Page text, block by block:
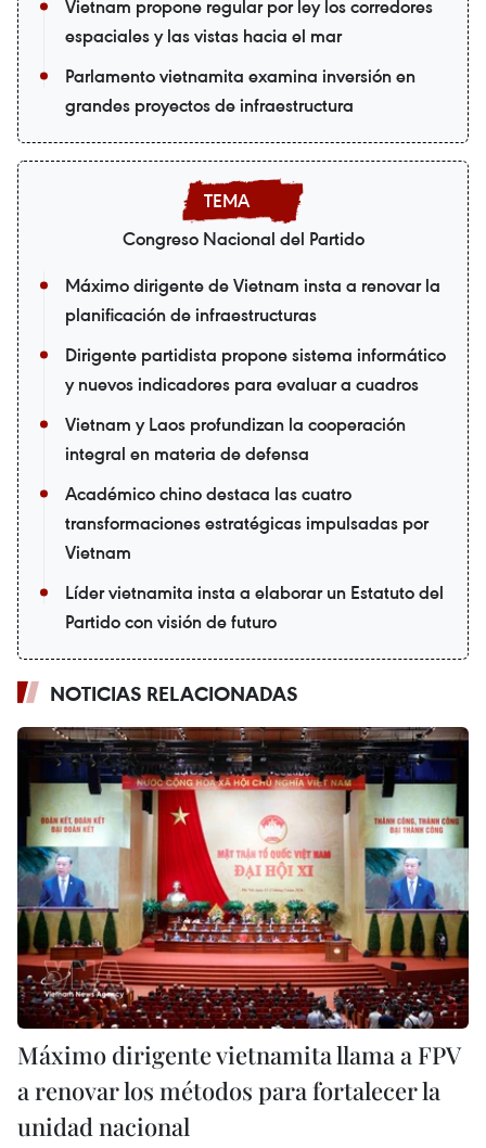
Vietnam propone regular por ley los corredores
espaciales y las vistas hacia el mar
Parlamento vietnamita examina inversión en
grandes proyectos de infraestructura
Congreso Nacional del Partido
Máximo dirigente de Vietnam insta a renovar la
planificación de infraestructuras
Dirigente partidista propone sistema informático
y nuevos indicadores para evaluar a cuadros
Vietnam y Laos profundizan la cooperación
integral en materia de defensa
Académico chino destaca las cuatro
transformaciones estratégicas impulsadas por
Vietnam
Líder vietnamita insta a elaborar un Estatuto del
Partido con visión de futuro
NOTICIAS RELACIONADAS
Máximo dirigente vietnamita llama a FPV
a renovar los métodos para fortalecer la
unidad nacional